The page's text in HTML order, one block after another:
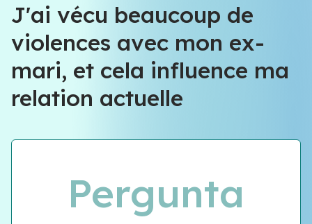
Équipe VIOLENCE QUE FAIRE
Meet our team
J'ai vécu beaucoup de
violences avec mon ex-
mari, et cela influence ma
relation actuelle
Pergunta